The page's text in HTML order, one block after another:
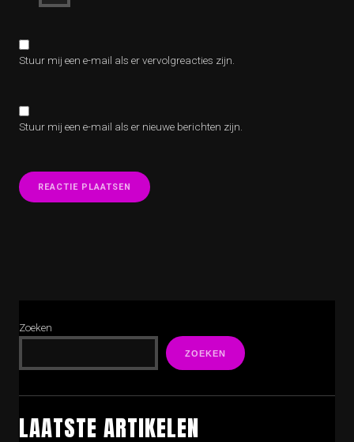
Stuur mij een e-mail als er vervolgreacties zijn.
Stuur mij een e-mail als er nieuwe berichten zijn.
Zoeken
ZOEKEN
LAATSTE ARTIKELEN